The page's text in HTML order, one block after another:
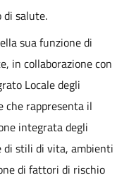
salute.
sua funzione di
in collaborazione con
Locale degli
che rappresenta il
integrata degli
stili di vita, ambienti
di fattori di rischio